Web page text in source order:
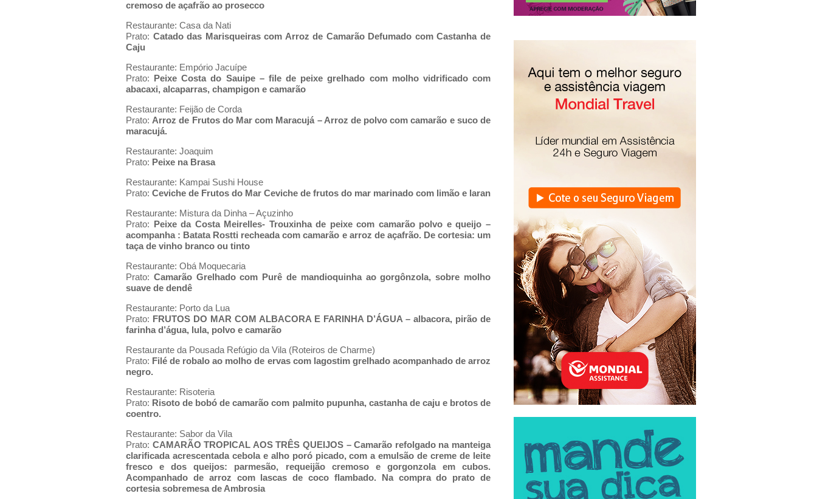
cremoso de açafrão ao prosecco
Restaurante: Casa da Nati
Prato: Catado das Marisqueiras com Arroz de Camarão Defumado com Castanha de
Caju
Restaurante: Empório Jacuípe
Prato:
Peixe Costa do Sauipe – file de peixe grelhado com molho vidrificado com
abacaxi, alcaparras, champigon e camarão
Restaurante: Feijão de Corda
Prato: Arroz de Frutos do Mar com Maracujá – Arroz de polvo com camarão e suco de
maracujá.
Restaurante: Joaquim
Prato: Peixe na Brasa
Restaurante: Kampai Sushi House
Prato: Ceviche de Frutos do Mar Ceviche de frutos do mar marinado com limão e laran
Restaurante: Mistura da Dinha – Açuzinho
Prato:
Peixe da Costa Meirelles- Trouxinha de peixe com camarão polvo e queijo –
acompanha : Batata Rostti recheada com camarão e arroz de açafrão. De cortesia: um
taça de vinho branco ou tinto
Restaurante: Obá Moquecaria
Prato: Camarão Grelhado com Purê de mandioquinha ao gorgônzola, sobre molho
suave de dendê
Restaurante: Porto da Lua
Prato: FRUTOS DO MAR COM ALBACORA E FARINHA D’ÁGUA – albacora, pirão de
farinha d’água, lula, polvo e camarão
Restaurante da Pousada Refúgio da Vila (Roteiros de Charme)
Prato: Filé de robalo ao molho de ervas com lagostim grelhado acompanhado de arroz
negro.
Restaurante: Risoteria
Prato: Risoto de bobó de camarão com palmito pupunha, castanha de caju e brotos de
coentro.
Restaurante: Sabor da Vila
Prato: CAMARÃO TROPICAL AOS TRÊS QUEIJOS – Camarão refolgado na manteiga
clarificada acrescentada cebola e alho poró picado, com a emulsão de creme de leite
fresco e dos queijos: parmesão, requeijão cremoso e gorgonzola em cubos.
Acompanhado de arroz com lascas de coco flambado. Na compra do prato de
cortesia sobremesa de Ambrosia